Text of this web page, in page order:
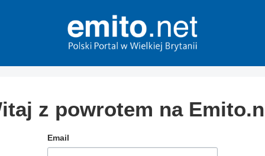
z powrotem na
Email